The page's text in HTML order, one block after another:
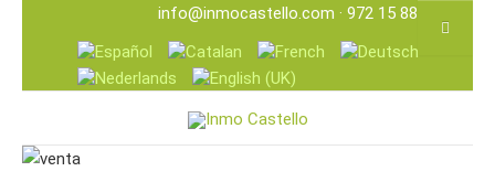
info@inmocastello.com · 972 15 88 25